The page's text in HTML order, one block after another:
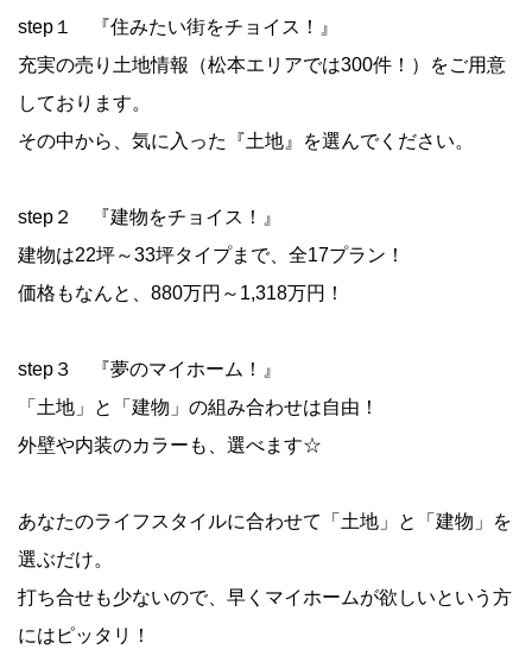
step１ 『住みたい街をチョイス！』
充実の売り土地情報（松本エリアでは300件！）をご用意
しております。
その中から、気に入った『土地』を選んでください。
step２ 『建物をチョイス！』
建物は22坪～33坪タイプまで、全17プラン！
価格もなんと、880万円～1,318万円！
step３ 『夢のマイホーム！』
「土地」と「建物」の組み合わせは自由！
外壁や内装のカラーも、選べます☆
あなたのライフスタイルに合わせて「土地」と「建物」を
選ぶだけ。
打ち合せも少ないので、早くマイホームが欲しいという方
にはピッタリ！